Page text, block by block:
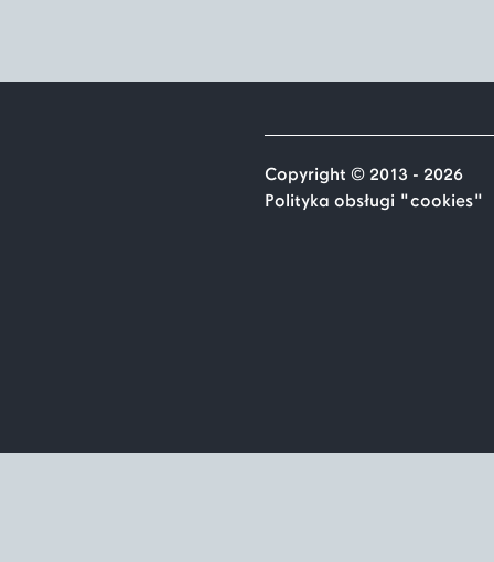
Copyright © 2013 - 2026
Polityka obsługi "cookies"